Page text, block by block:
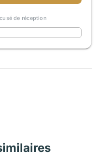
de réception